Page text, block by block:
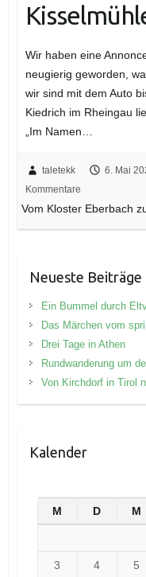
Wir haben eine
neugierig geworden,
wir sind mit dem Auto
Kiedrich im Rheingau
„Im Namen…
taletekk 6. Mai
Kommentare
Vom Kloster Eberbach
Neueste Beiträge
Ein Bummel durch
Das Märchen vom
Drei Tage in Athen
Rundwanderung um
Von Kirchdorf in Tirol
Kalender
M D M
3 4 5